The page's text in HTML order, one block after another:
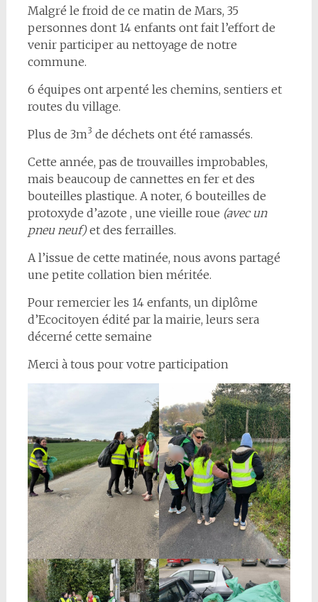
Malgré le froid de ce matin de Mars, 35
personnes dont 14 enfants ont fait l’effort de
venir participer au nettoyage de notre
commune.
6 équipes ont arpenté les chemins, sentiers et
routes du village.
Plus de 3m3 de déchets ont été ramassés.
Cette année, pas de trouvailles improbables,
mais beaucoup de cannettes en fer et des
bouteilles plastique. A noter, 6 bouteilles de
protoxyde d’azote , une vieille roue (avec un
pneu neuf)et des ferrailles.
A l’issue de cette matinée, nous avons partagé
une petite collation bien méritée.
Pour remercier les 14 enfants, un diplôme
d’Ecocitoyen édité par la mairie, leurs sera
décerné cette semaine
Merci à tous pour votre participation